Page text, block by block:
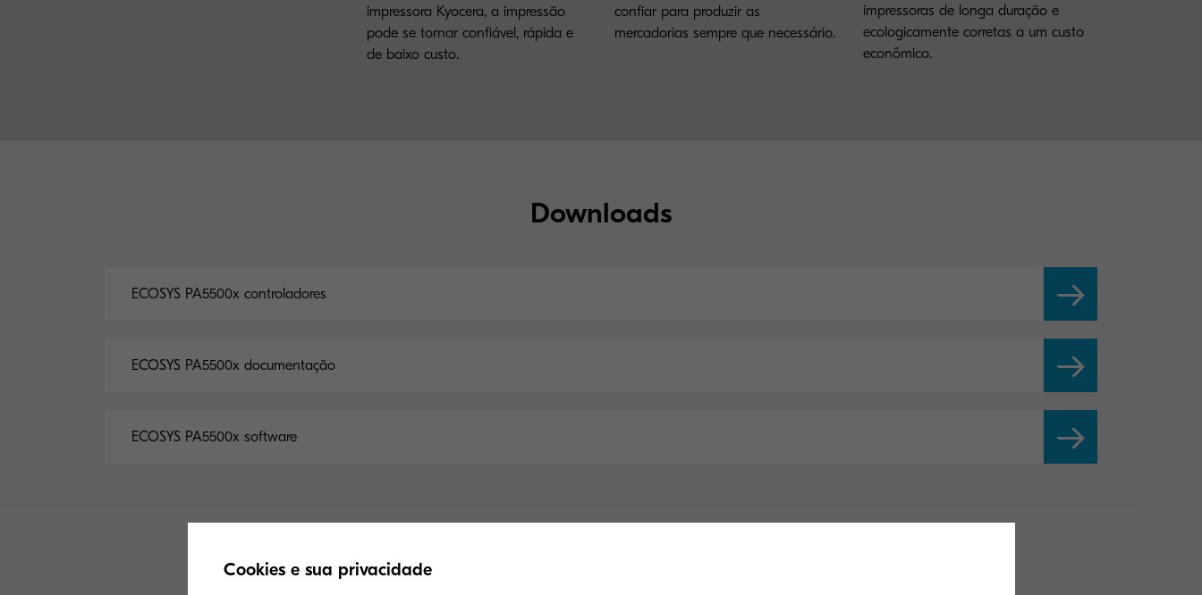
impressora Kyocera, a impressão
pode se tornar confiável, rápida e
de baixo custo.
confiar para produzir as
mercadorias sempre que necessário.
impressoras de longa duração e
ecologicamente corretas a um custo
econômico.
Downloads
ECOSYS PA5500x controladores
ECOSYS PA5500x documentação
ECOSYS PA5500x software
Cookies e sua privacidade